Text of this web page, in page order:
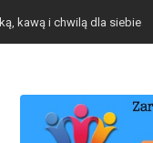
kawą i chwilą dla siebie